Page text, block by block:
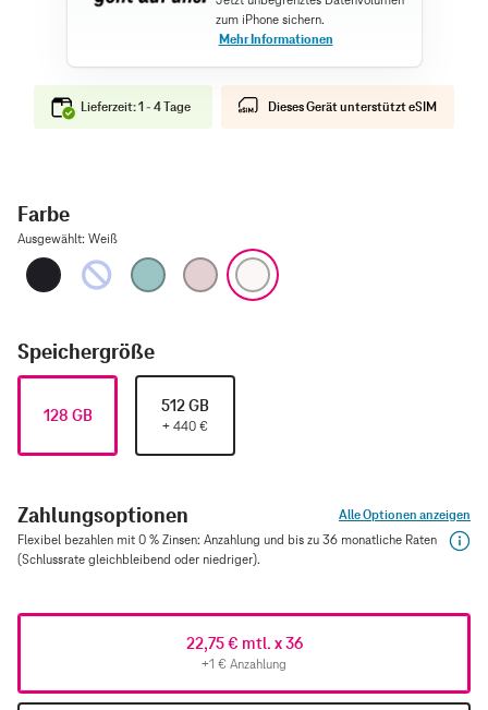
Lieferzeit: 1 - 4 Tage Dieses Gerät unterstützt eSIM
Farbe
Ausgewählt: Weiß
Schwarz UltramarinBlaugrünPink
Speichergröße
128 GB 512 GB
+ 440 €
Zahlungsoptionen
Alle Optionen anzeigen
Flexibel bezahlen mit 0 % Zinsen: Anzahlung und bis zu 36 monatliche Raten
(Schlussrate gleichbleibend oder niedriger).
22,75 € mtl. x 36
+1 € Anzahlung